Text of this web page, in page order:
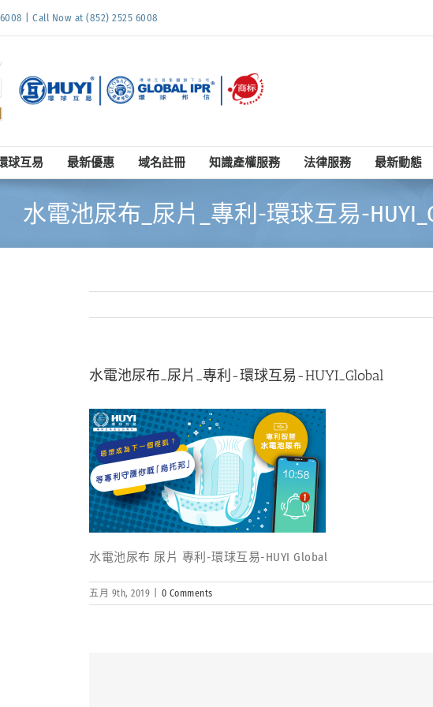
| Call Now at (852) 2525 6008
球互易 最新優惠 域名註冊 知識產權服務 法律服務 最新動態
水電池尿布_尿片_專利-環球互易-
水電池尿布_尿片_專利-環球互易-HUYI_Global
水電池尿布 尿片 專利-環球互易-HUYI Global
五月 9th, 2019 0 Comments